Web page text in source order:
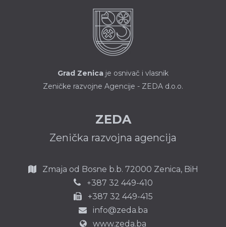
Grad Zenica je osnivač i vlasnik
Zeničke razvojne Agencije - ZEDA d.o.o.
ZEDA
Zenička razvojna agencija
Zmaja od Bosne b.b. 72000 Zenica, BiH
+387 32 449-410
+387 32 449-415
info@zeda.ba
www.zeda.ba